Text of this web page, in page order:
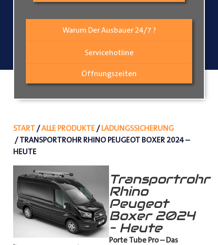
Warum Der Ausbauer 24/7 ?
Servicehotline
Öffnungszeiten
START/ALLE PRODUKTE/LADUNGSSICHERUNG
/ TRANSPORTROHR RHINO PEUGEOT BOXER 2024 –
HEUTE
Transportrohr
Rhino
Peugeot
Boxer 2024
– Heute
Porte Tube Pro – Das